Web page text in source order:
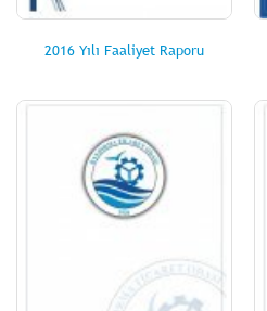
2016 Yılı Faaliyet Raporu